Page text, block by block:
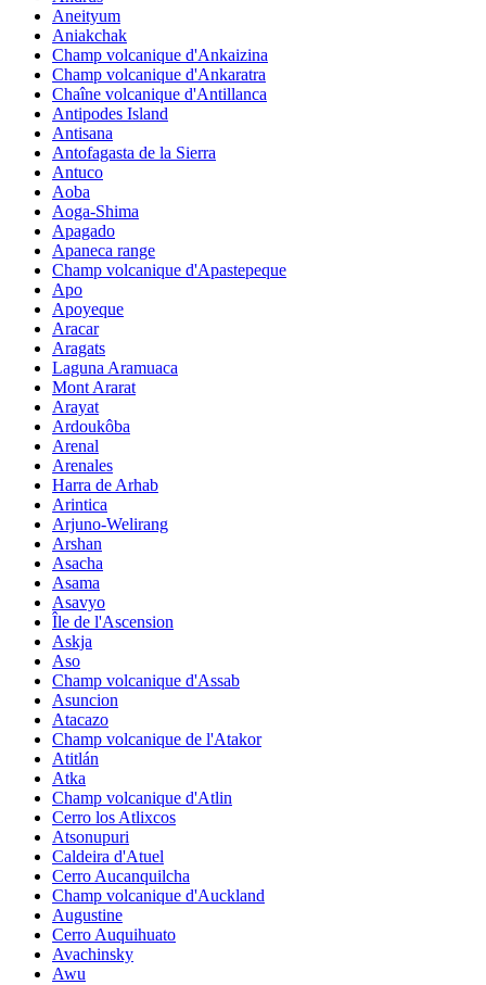
Aneityum
Aniakchak
Champ volcanique d'Ankaizina
Champ volcanique d'Ankaratra
Chaîne volcanique d'Antillanca
Antipodes Island
Antisana
Antofagasta de la Sierra
Antuco
Aoba
Aoga-Shima
Apagado
Apaneca range
Champ volcanique d'Apastepeque
Apo
Apoyeque
Aracar
Aragats
Laguna Aramuaca
Mont Ararat
Arayat
Ardoukôba
Arenal
Arenales
Harra de Arhab
Arintica
Arjuno-Welirang
Arshan
Asacha
Asama
Asavyo
Île de l'Ascension
Askja
Aso
Champ volcanique d'Assab
Asuncion
Atacazo
Champ volcanique de l'Atakor
Atitlán
Atka
Champ volcanique d'Atlin
Cerro los Atlixcos
Atsonupuri
Caldeira d'Atuel
Cerro Aucanquilcha
Champ volcanique d'Auckland
Augustine
Cerro Auquihuato
Avachinsky
Awu